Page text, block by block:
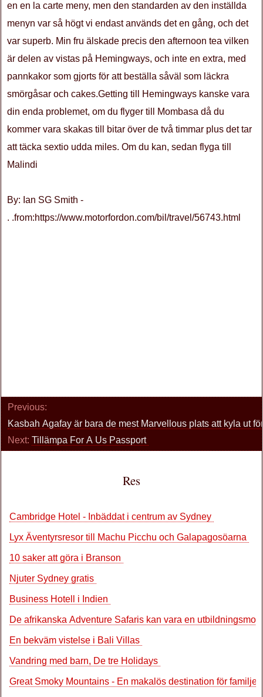
en en la carte meny, men den standarden av den inställda
menyn var så högt vi endast används det en gång, och det
var superb. Min fru älskade precis den afternoon tea vilken
är delen av vistas på Hemingways, och inte en extra, med
pannkakor som gjorts för att beställa såväl som läckra
smörgåsar och cakes.Getting till Hemingways kanske vara
din enda problemet, om du flyger till Mombasa då du
kommer vara skakas till bitar över de två timmar plus det tar
att täcka sextio udda miles. Om du kan, sedan flyga till
Malindi
By: Ian SG Smith -
. .from:https://www.motorfordon.com/bil/travel/56743.html
Previous:
Kasbah Agafay är bara de mest Marvellous plats att kyla ut
Next: Tillämpa For A Us Passport
Res
Cambridge Hotel - Inbäddat i centrum av Sydney
Lyx Äventyrsresor till Machu Picchu och Galapagosöarna
10 saker att göra i Branson
Njuter Sydney gratis
Business Hotell i Indien
De afrikanska Adventure Safaris kan vara en
En bekväm vistelse i Bali Villas
Vandring med barn, De tre Holidays
Great Smoky Mountains - En makalös destination för